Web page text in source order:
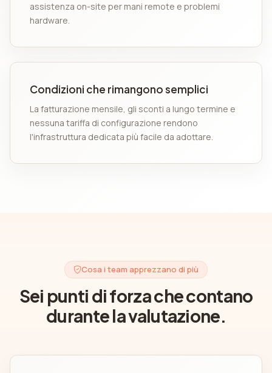
assistenza on-site per mani remote e problemi
hardware.
Condizioni che rimangono semplici
La fatturazione mensile, gli sconti a lungo termine e
nessuna tariffa di configurazione rendono
l'infrastruttura dedicata più facile da adottare.
Cosa i team apprezzano di più
Sei punti di forza che contano
durante la valutazione.